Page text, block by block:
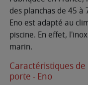
des planchas de 45 à
Eno est adapté au
piscine. En effet,
marin.
Caractéristiques
porte - Eno